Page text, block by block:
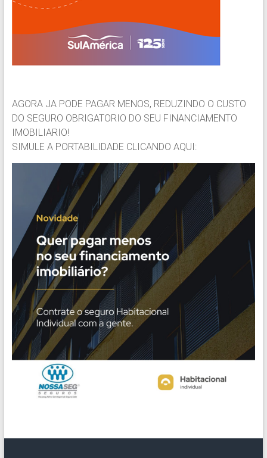
AGORA JA PODE PAGAR MENOS, REDUZINDO O CUSTO
DO SEGURO OBRIGATORIO DO SEU FINANCIAMENTO
IMOBILIARIO!
SIMULE A PORTABILIDADE CLICANDO AQUI: